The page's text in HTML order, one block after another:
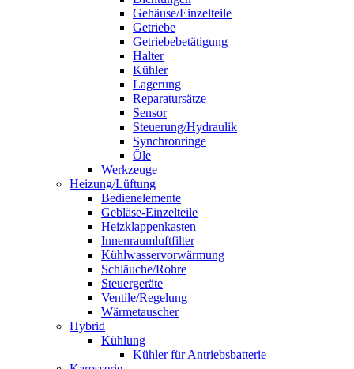
Gehäuse/Einzelteile
Getriebe
Getriebebetätigung
Halter
Kühler
Lagerung
Reparatursätze
Sensor
Steuerung/Hydraulik
Synchronringe
Öle
Werkzeuge
Heizung/Lüftung
Bedienelemente
Gebläse-Einzelteile
Heizklappenkasten
Innenraumluftfilter
Kühlwasservorwärmung
Schläuche/Rohre
Steuergeräte
Ventile/Regelung
Wärmetauscher
Hybrid
Kühlung
Kühler für Antriebsbatterie